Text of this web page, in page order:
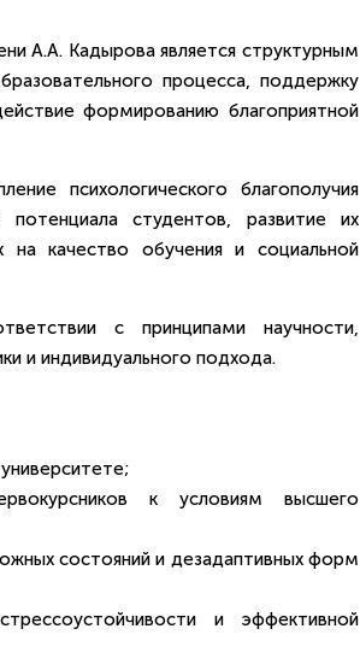
А.А. Кадырова является структурным
процесса, поддержку
формированию благоприятной
психологического благополучия
потенциала студентов, развитие их
на качество обучения и социальной
с принципами научности,
и индивидуального подхода.
к условиям высшего
состояний и дезадаптивных форм
и эффективной